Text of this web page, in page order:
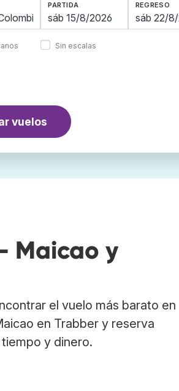
PARTIDA REGRESO
Sin escalas
vuelos
Maicao y
el vuelo más barato en
en Trabber y reserva
y dinero.